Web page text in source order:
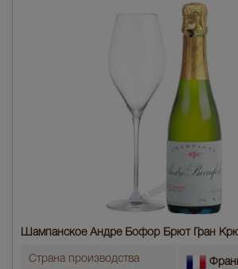
Шампанское Андре Бофор Брют Гран
Страна производства